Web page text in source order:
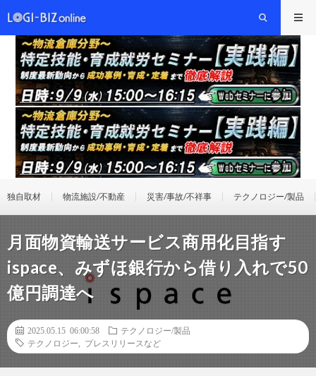
独自取材 物流施設/不動産 災害/事故/不祥事 テクノロジー/製品
月面物資輸送サービス商用化目指す
ispace、みずほ銀行から借り入れで50
億円調達へ
2025.05.15 06:00:58
テクノロジー/製品
テクノロジー
プレスリリースなど